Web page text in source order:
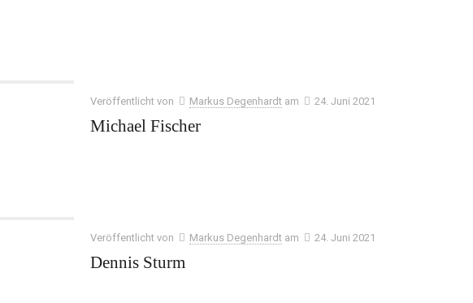
Veröffentlicht von Markus Degenhardt am 24. Juni 2021
Michael Fischer
Veröffentlicht von Markus Degenhardt am 24. Juni 2021
Dennis Sturm